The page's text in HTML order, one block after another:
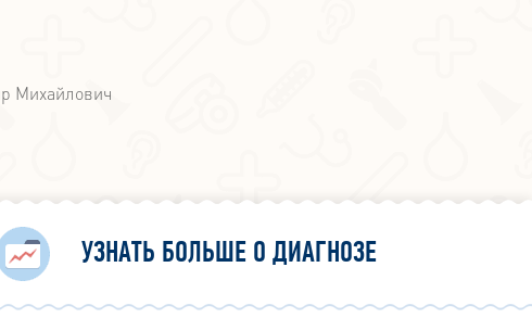
Михайлович
УЗНАТЬ БОЛЬШЕ О ДИАГНОЗЕ